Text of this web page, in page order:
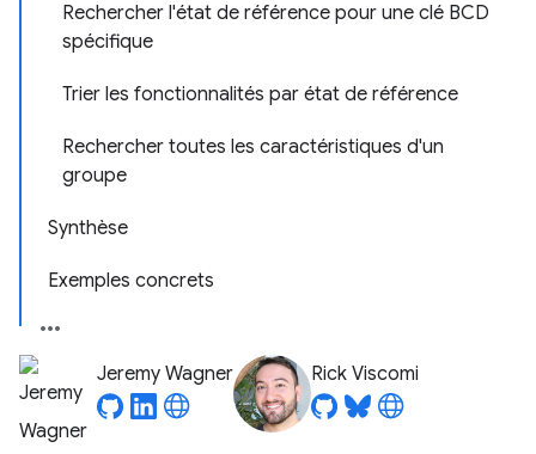
Rechercher l'état de référence pour une clé BCD
spécifique
Trier les fonctionnalités par état de référence
Rechercher toutes les caractéristiques d'un
groupe
Synthèse
Exemples concrets
Jeremy Wagner Rick Viscomi